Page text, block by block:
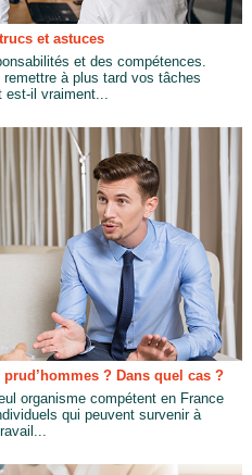
et astuces
et des compétences.
à plus tard vos tâches
il vraiment...
? Dans quel cas ?
organisme compétent en France
qui peuvent survenir à